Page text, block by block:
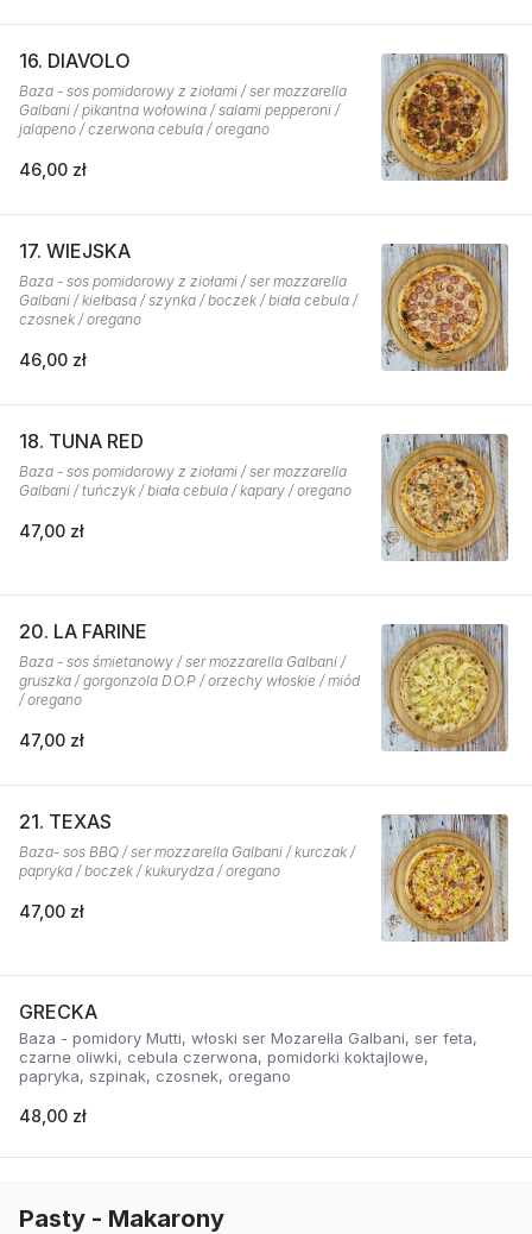
16. DIAVOLO
Baza - sos pomidorowy z ziołami / ser mozzarella
Galbani / pikantna wołowina / salami pepperoni /
jalapeno / czerwona cebula / oregano
46,00 zł
17. WIEJSKA
Baza - sos pomidorowy z ziołami / ser mozzarella
Galbani / kiełbasa / szynka / boczek / biała cebula /
czosnek / oregano
46,00 zł
18. TUNA RED
Baza - sos pomidorowy z ziołami / ser mozzarella
Galbani / tuńczyk / biała cebula / kapary / oregano
47,00 zł
20. LA FARINE
Baza - sos śmietanowy / ser mozzarella Galbani /
gruszka / gorgonzola D.O.P / orzechy włoskie / miód
/ oregano
47,00 zł
21. TEXAS
Baza- sos BBQ / ser mozzarella Galbani / kurczak /
papryka / boczek / kukurydza / oregano
47,00 zł
GRECKA
Baza - pomidory Mutti, włoski ser Mozarella Galbani, ser feta,
czarne oliwki, cebula czerwona, pomidorki koktajlowe,
papryka, szpinak, czosnek, oregano
48,00 zł
Pasty - Makarony